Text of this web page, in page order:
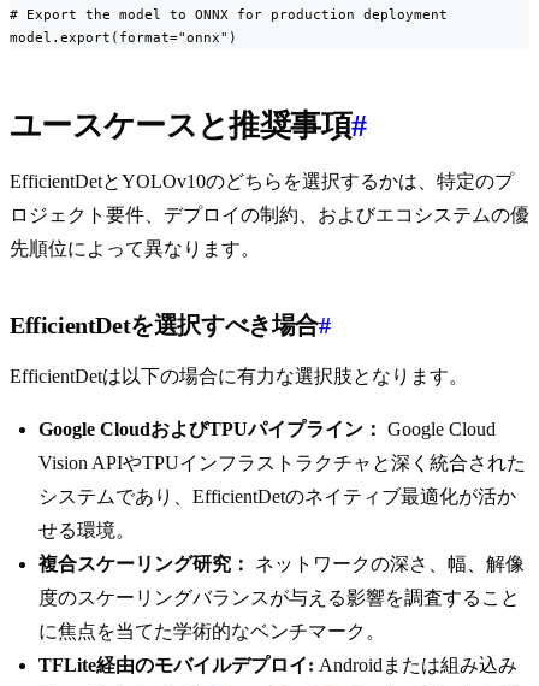
# Export the model to ONNX for production deployment
model.export(format="onnx")
ユースケースと推奨事項#
EfficientDetとYOLOv10のどちらを選択するかは、特定のプ
ロジェクト要件、デプロイの制約、およびエコシステムの優
先順位によって異なります。
EfficientDetを選択すべき場合#
EfficientDetは以下の場合に有力な選択肢となります。
Google CloudおよびTPUパイプライン： Google Cloud
Vision APIやTPUインフラストラクチャと深く統合された
システムであり、EfficientDetのネイティブ最適化が活か
せる環境。
複合スケーリング研究：
ネットワークの深さ、幅、解像
度のスケーリングバランスが与える影響を調査すること
に焦点を当てた学術的なベンチマーク。
TFLite経由のモバイルデプロイ: Androidまたは組み込み